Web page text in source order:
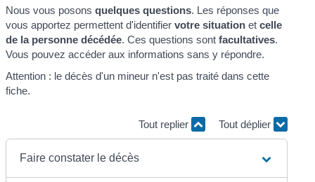
Nous vous posonsquelques questions. Les réponses que
vous apportez permettent d'identifiervotre situation etcelle
de la personne décédée. Ces questions sontfacultatives.
Vous pouvez accéder aux informations sans y répondre.
Attention : le décès d'un mineur n'est pas traité dans cette
fiche.
Tout replier Tout déplier
Faire constater le décès